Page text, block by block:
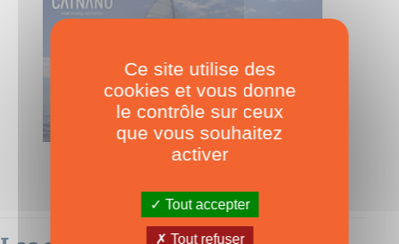
FICHE TECHNIQUE
Ce site utilise des
cookies et vous donne
le contrôle sur ceux
que vous souhaitez
activer
Tout accepter
Tout refuser